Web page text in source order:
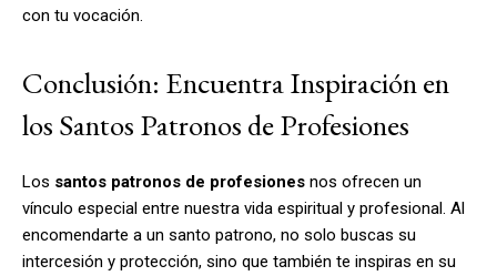
con tu vocación.
Conclusión: Encuentra Inspiración en
los Santos Patronos de Profesiones
Los santos patronos de profesiones nos ofrecen un
vínculo especial entre nuestra vida espiritual y profesional. Al
encomendarte a un santo patrono, no solo buscas su
intercesión y protección, sino que también te inspiras en su